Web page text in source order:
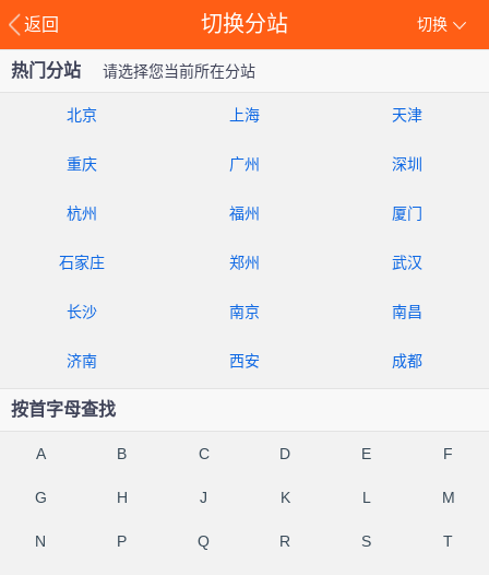
返回 切换
切换分站
热门分站 请选择您当前所在分站
北京 上海 天津
重庆 广州 深圳
杭州 福州 厦门
石家庄 郑州 武汉
长沙 南京 南昌
济南 西安 成都
按首字母查找
A B C D E F
G H J K L M
N P Q R S T